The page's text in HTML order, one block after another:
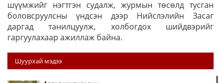
шүүмжийг нэгтгэн судалж, журмын төсөлд тусган
боловсруулсны үндсэн дээр Нийслэлийн Засаг
даргад танилцуулж, холбогдох шийдвэрийг
гаргуулахаар ажиллаж байна.
Шуурхай мэдээ